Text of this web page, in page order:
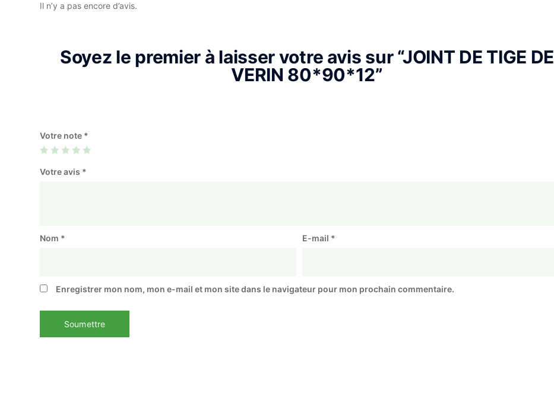
Il n’y a pas encore d’avis.
Soyez le premier à laisser votre avis sur “JOINT DE TIGE DE
VERIN 80*90*12”
Votre note *
Votre avis *
Nom * E-mail *
Enregistrer mon nom, mon e-mail et mon site dans le navigateur pour mon prochain commentaire.